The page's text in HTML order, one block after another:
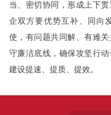
当、密切协同，形成上下
企双方要优势互补、同向
使，有问题共同解、有难
守廉洁底线，确保攻坚行
建设提速、提质、提效。